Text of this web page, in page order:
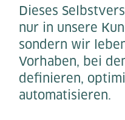
Dieses
nur in unsere
sondern wir
Vorhaben, bei
definieren,
automatisieren.